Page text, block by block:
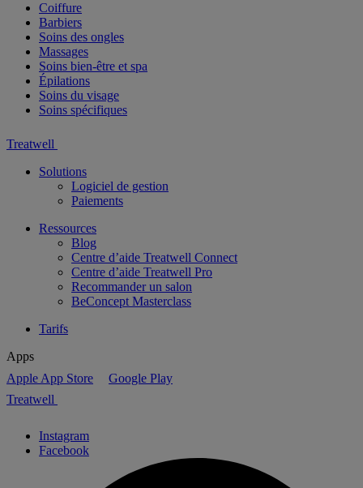
Coiffure
Barbiers
Soins des ongles
Massages
Soins bien-être et spa
Épilations
Soins du visage
Soins spécifiques
Treatwell
Solutions
Logiciel de gestion
Paiements
Ressources
Blog
Centre d’aide Treatwell Connect
Centre d’aide Treatwell Pro
Recommander un salon
BeConcept Masterclass
Tarifs
Apps
Apple App Store
Google Play
Treatwell
Instagram
Facebook